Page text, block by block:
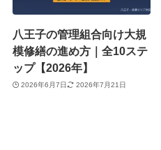
八王子の管理組合向け大規
模修繕の進め方｜全10ステ
ップ【2026年】
2026年6月7日 2026年7月21日